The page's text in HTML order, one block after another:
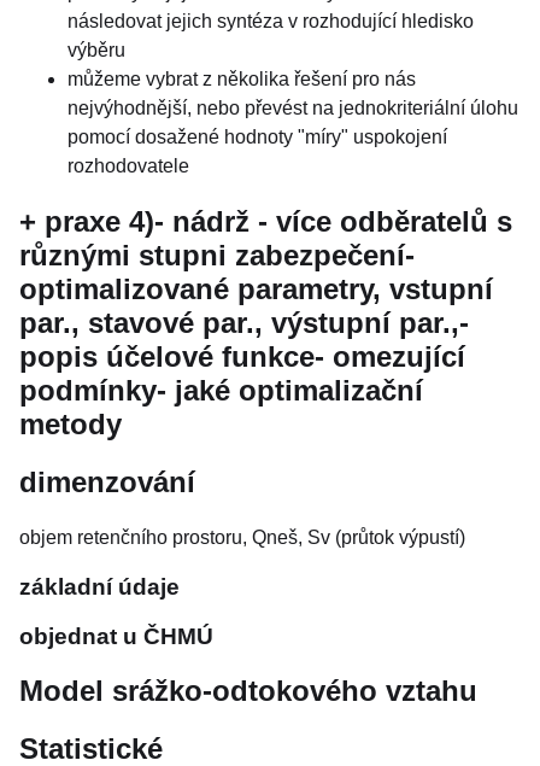
následovat jejich syntéza v rozhodující hledisko
výběru
můžeme vybrat z několika řešení pro nás
nejvýhodnější, nebo převést na jednokriteriální úlohu
pomocí dosažené hodnoty "míry" uspokojení
rozhodovatele
+ praxe 4)- nádrž - více odběratelů s
různými stupni zabezpečení-
optimalizované parametry, vstupní
par., stavové par., výstupní par.,-
popis účelové funkce- omezující
podmínky- jaké optimalizační
metody
dimenzování
objem retenčního prostoru, Qneš, Sv (průtok výpustí)
základní údaje
objednat u ČHMÚ
Model srážko-odtokového vztahu
Statistické